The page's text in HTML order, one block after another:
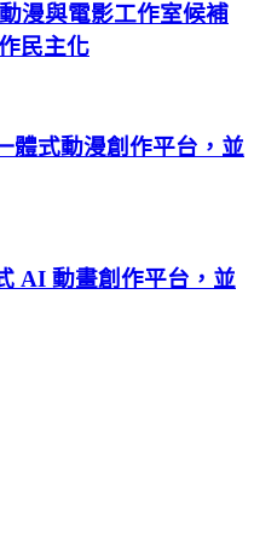
漫與電影工作室候補
民主化
體式動漫創作平台，並
AI 動畫創作平台，並